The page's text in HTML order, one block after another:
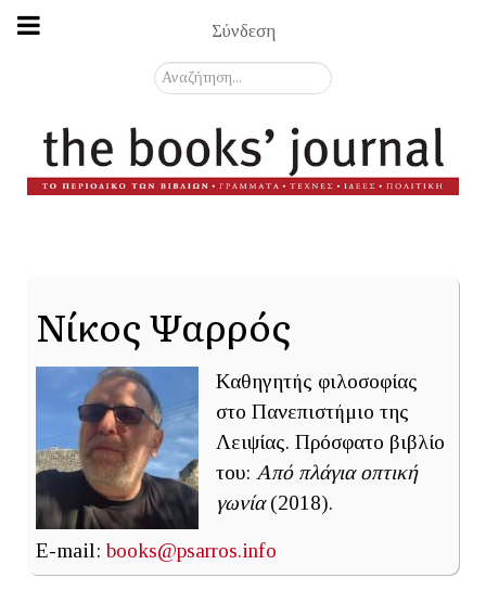
Σύνδεση
Αναζήτηση...
Νίκος Ψαρρός
Καθηγητής φιλοσοφίας
στο Πανεπιστήμιο της
Λειψίας. Πρόσφατο βιβλίο
του: Από πλάγια οπτική
γωνία(2018).
E-mail:books@psarros.info